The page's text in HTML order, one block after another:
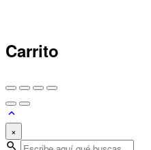
Carrito
×